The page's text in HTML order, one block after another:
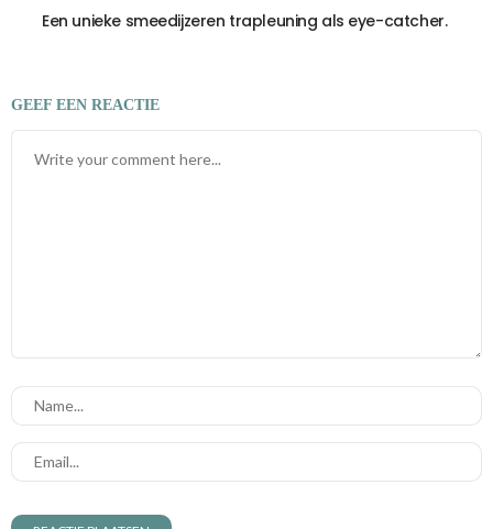
Een unieke smeedijzeren trapleuning als eye-catcher.
GEEF EEN REACTIE